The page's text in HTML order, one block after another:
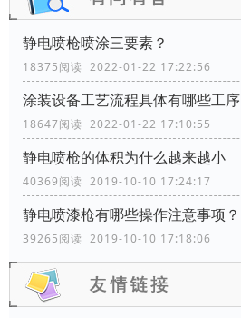
静电喷枪喷涂三要素？
18375阅读 2022-01-22 17:22:56
涂装设备工艺流程具体有哪些工序
18647阅读 2022-01-22 17:10:55
静电喷枪的体积为什么越来越小
40369阅读 2019-10-10 17:24:17
静电喷漆枪有哪些操作注意事项？
39265阅读 2019-10-10 17:18:06